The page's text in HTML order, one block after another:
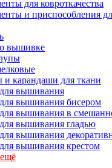
для ковроткачества
и приспособления
вышивке
карандаши для ткани
вышивания
вышивания бисером
вышивания в
вышивания гладью
вышивания
вышивания крестом